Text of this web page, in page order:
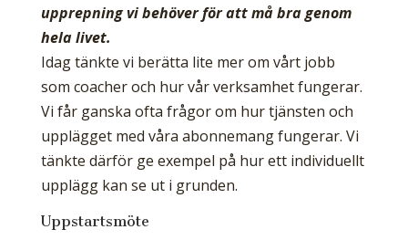
upprepning vi behöver för att må bra genom
hela livet.
Idag tänkte vi berätta lite mer om vårt jobb
som coacher och hur vår verksamhet fungerar.
Vi får ganska ofta frågor om hur tjänsten och
upplägget med våra abonnemang fungerar. Vi
tänkte därför ge exempel på hur ett individuellt
upplägg kan se ut i grunden.
Uppstartsmöte